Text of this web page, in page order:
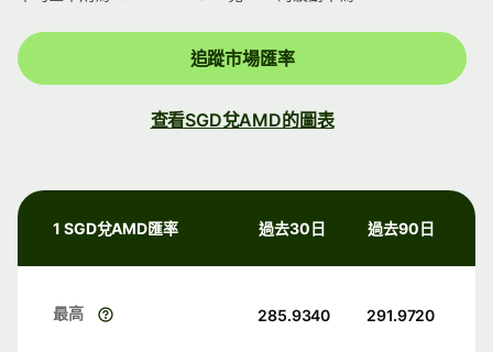
追蹤市場匯率
查看SGD兌AMD的圖表
1 SGD兌AMD匯率 過去30日 過去90日
最高 285.9340 291.9720